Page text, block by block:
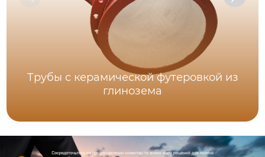
Трубы с керамической футеровкой из
глинозема